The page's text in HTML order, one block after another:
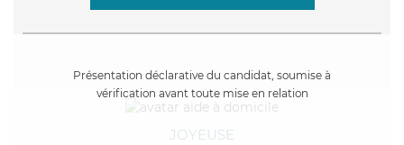
Présentation déclarative du candidat, soumise à
vérification avant toute mise en relation
JOYEUSE